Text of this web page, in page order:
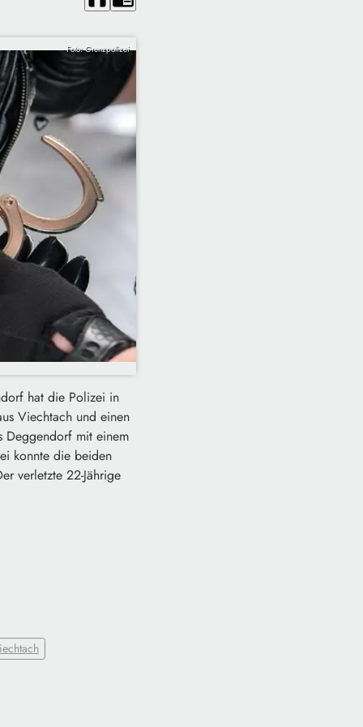
Foto: Grenzpolizei
hat die Polizei in
Viechtach und einen
Deggendorf mit einem
konnte die beiden
verletzte 22-Jährige